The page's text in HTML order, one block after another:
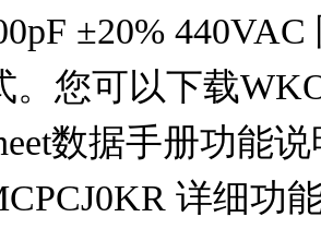
±20%
。您可以下载
数据手册功能
详细功